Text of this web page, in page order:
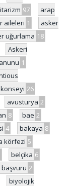
97
arap
aileleri 1
asker
uğurlama 18
Askeri
1
26
avusturya 2
8 bae 2
4 bakaya 8
körfezi 5
belçika 6
2
biyolojik